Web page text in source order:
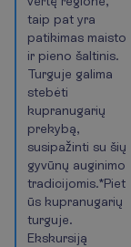
taip pat yra
patikimas maisto
ir pieno šaltinis.
Turguje galima
stebėti
kupranugarių
prekybą,
susipažinti su šių
gyvūnų auginimo
tradicijomis.*Piet
ūs kupranugarių
turguje.
Ekskursiją